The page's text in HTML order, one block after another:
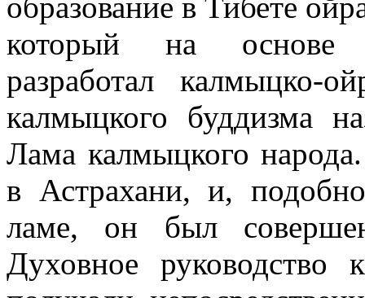
который на основе
разработал калмыцко-
калмыцкого буддизма
Лама калмыцкого
в Астрахани, и,
ламе, он был
Духовное